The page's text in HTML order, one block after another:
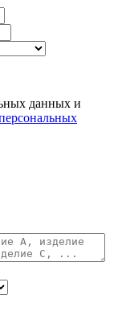
данных и